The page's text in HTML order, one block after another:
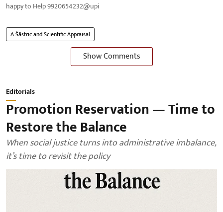
happy to Help 9920654232@upi
A Śāstric and Scientific Appraisal
Show Comments
Editorials
Promotion Reservation — Time to
Restore the Balance
When social justice turns into administrative imbalance,
it’s time to revisit the policy